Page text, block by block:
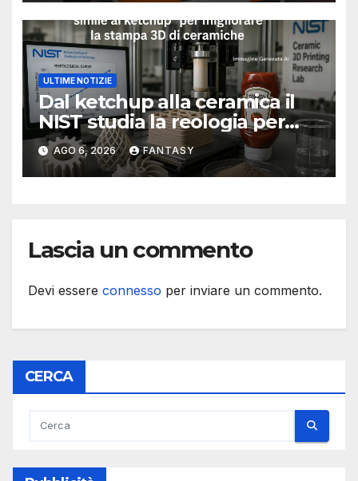
ULTIME NOTIZIE
Dal ketchup alla ceramica il
NIST studia la reologia per
rendere più affidabile la
stampa 3D
AGO 6, 2026 FANTASY
Lascia un commento
Devi essere connesso per inviare un commento.
CERCA